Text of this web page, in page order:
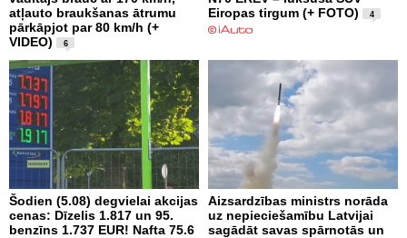
atļauto braukšanas ātrumu
pārkāpjot par 80 km/h (+
VIDEO)
6
Eiropas tirgum (+ FOTO)
4
Šodien (5.08) degvielai akcijas
cenas: Dīzelis 1.817 un 95.
benzīns 1.737 EUR! Nafta 75.6
Aizsardzības ministrs norāda
uz nepieciešamību Latvijai
sagādāt savas spārnotās un